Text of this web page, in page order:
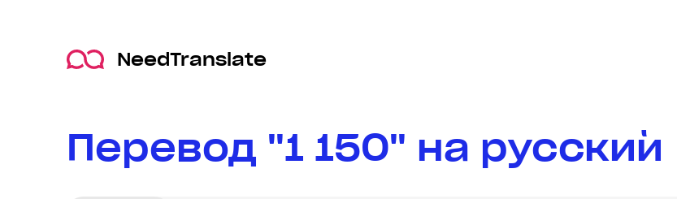
NeedTranslate
Перевод "1 150" на русский